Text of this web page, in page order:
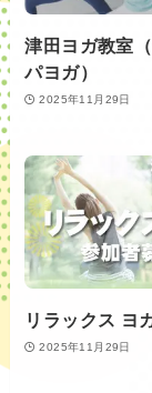
津田ヨガ教室
パヨガ）
2025年11月29日
リラックス ヨ
2025年11月29日